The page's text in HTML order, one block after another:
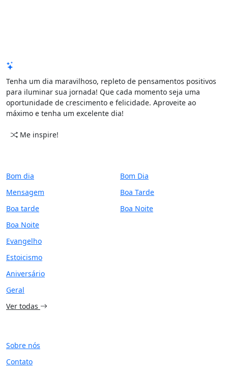
Tenha um dia maravilhoso, repleto de pensamentos positivos
para iluminar sua jornada! Que cada momento seja uma
oportunidade de crescimento e felicidade. Aproveite ao
máximo e tenha um excelente dia!
Me inspire!
Bom dia
Mensagem
Boa tarde
Boa Noite
Evangelho
Estoicismo
Aniversário
Geral
Ver todas
Bom Dia
Boa Tarde
Boa Noite
Sobre nós
Contato